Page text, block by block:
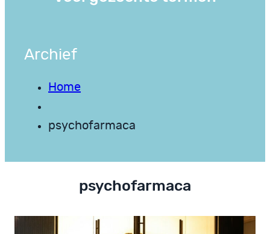
Archief
Home
psychofarmaca
psychofarmaca